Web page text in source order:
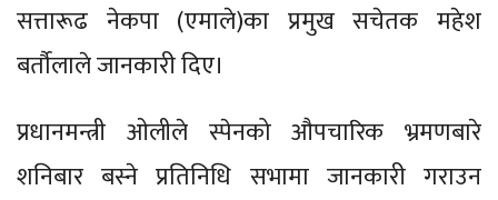
सत्तारूढ नेकपा (एमाले)का प्रमुख सचेतक महेश
बर्तौलाले जानकारी दिए।
प्रधानमन्त्री ओलीले स्पेनको औपचारिक भ्रमणबारे
शनिबार बस्ने प्रतिनिधि सभामा जानकारी गराउन